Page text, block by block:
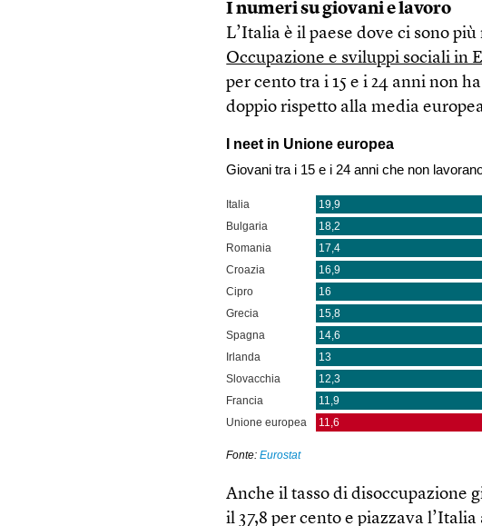
I numeri su giovani e lavoro
L’Italia è il paese dove ci sono
Occupazione e sviluppi sociali in
per cento tra i 15 e i 24 anni non
doppio rispetto alla media
Anche il tasso di disoccupazione
il 37,8 per cento e piazzava